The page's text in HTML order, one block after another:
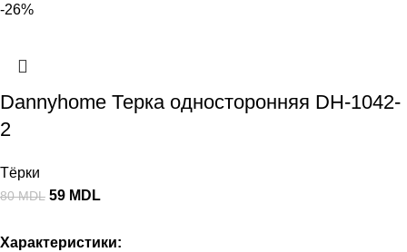
-26%
Dannyhome Терка односторонняя DH-1042-
2
Тёрки
80MDL 59 MDL
Характеристики: